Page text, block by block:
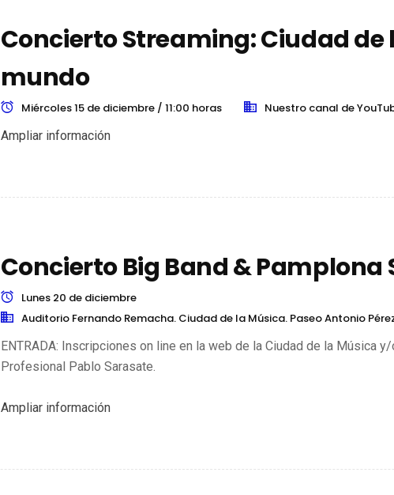
Concierto Streaming: Ciudad de
mundo
Miércoles 15 de diciembre / 11:00 horas
Nuestro canal de
Ampliar información
Concierto Big Band & Pamplona
Lunes 20 de diciembre
Auditorio Fernando Remacha. Ciudad de la Música. Paseo Antonio
ENTRADA: Inscripciones on line en la web de la Ciudad de la Música
Profesional Pablo Sarasate.
Ampliar información